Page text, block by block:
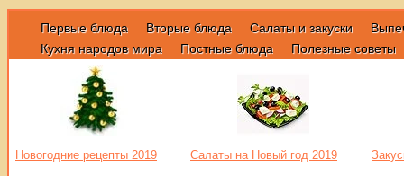
Первые блюда Вторые блюда Салаты и закуски
Кухня народов мира
Постные блюда Полезные советы
Новогодние рецепты 2019 Салаты на Новый год 2019